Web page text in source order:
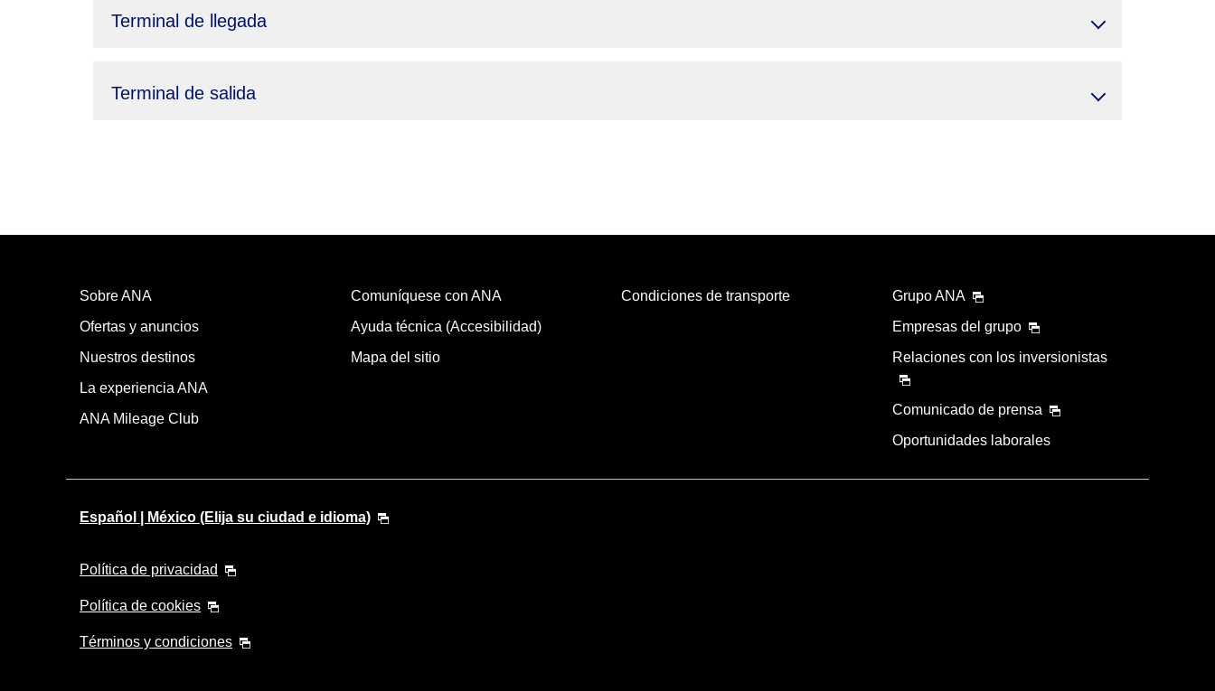
Terminal de llegada
Terminal de salida
Sobre ANA
Ofertas y anuncios
Nuestros destinos
La experiencia ANA
ANA Mileage Club
Comuníquese con ANA
Ayuda técnica (Accesibilidad)
Mapa del sitio
Condiciones de transporte
Grupo ANA
Empresas del grupo
Relaciones con los inversionistas
Comunicado de prensa
Oportunidades laborales
Español | México (Elija su ciudad e idioma)
Política de privacidad
Política de cookies
Términos y condiciones